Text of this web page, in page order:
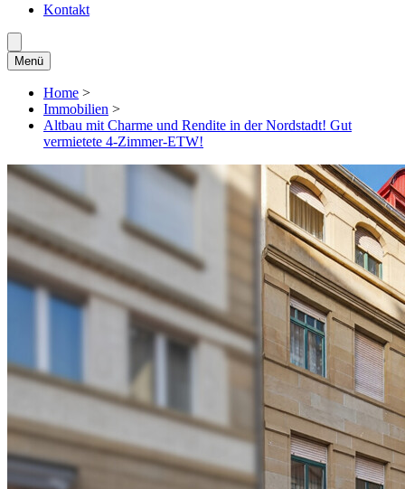
Kontakt
Menü
Home >
Immobilien >
Altbau mit Charme und Rendite in der Nordstadt! Gut
vermietete 4-Zimmer-ETW!